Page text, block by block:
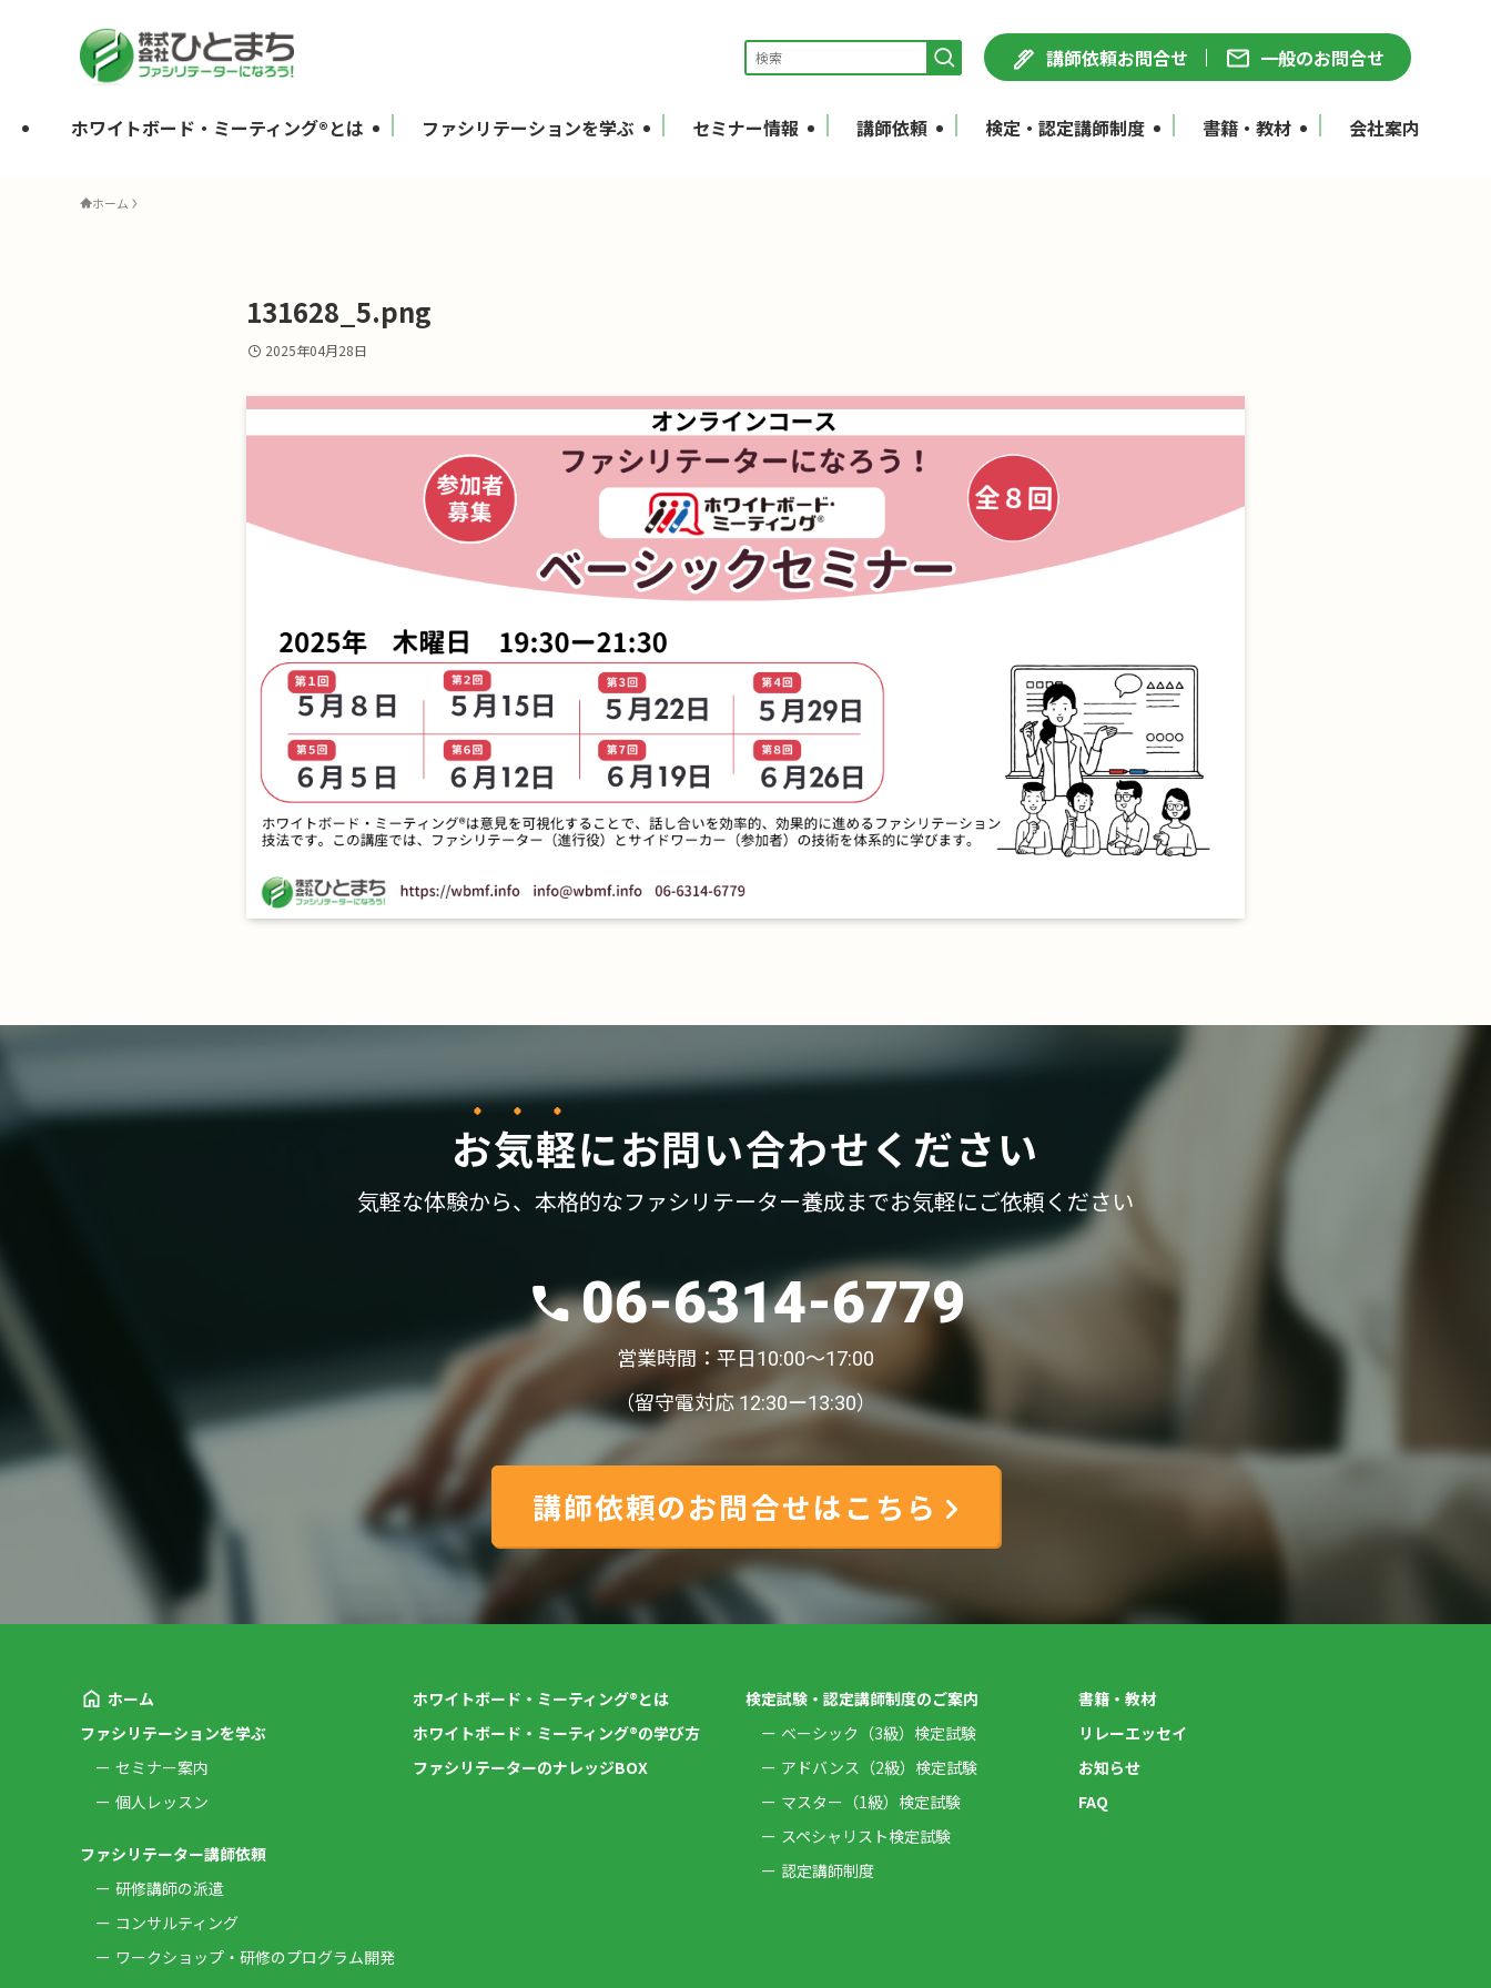
講師依頼お問合せ 一般のお問合せ
ホワイトボード・ミーティング®とは ファシリテーションを学ぶ セミナー情報 講師依頼 検定・認定講師制度 書籍・教材 会社案内
ホーム
131628_5.png
2025年04月28日
お気軽にお問い合わせください
気軽な体験から、 本格的なファシリテーター養成までお気軽にご依頼ください
06-6314-6779
営業時間：平日10:00〜17:00
（留守電対応 12:30ー13:30）
講師依頼のお問合せはこちら
ホーム
ファシリテーションを学ぶ
セミナー案内
個人レッスン
ファシリテーター講師依頼
研修講師の派遣
コンサルティング
ワークショップ・研修のプログラム開発
ホワイトボード・ミーティング®とは
ホワイトボード・ミーティング®の学び方
ファシリテーターのナレッジBOX
検定試験・認定講師制度のご案内
ベーシック（3級）検定試験
アドバンス（2級）検定試験
マスター（1級）検定試験
スペシャリスト検定試験
認定講師制度
書籍・教材
リレーエッセイ
お知らせ
FAQ